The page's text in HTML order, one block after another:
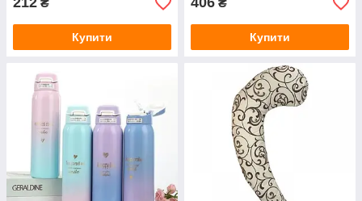
₴
Купити
₴
Купити